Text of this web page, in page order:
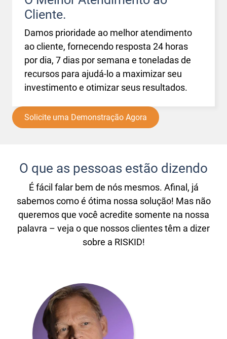
Cliente.
Damos prioridade ao melhor atendimento
ao cliente, fornecendo resposta 24 horas
por dia, 7 dias por semana e toneladas de
recursos para ajudá-lo a maximizar seu
investimento e otimizar seus resultados.
Solicite uma Demonstração Agora
O que as pessoas estão dizendo
É fácil falar bem de nós mesmos. Afinal, já
sabemos como é ótima nossa solução! Mas não
queremos que você acredite somente na nossa
palavra – veja o que nossos clientes têm a dizer
sobre a RISKID!